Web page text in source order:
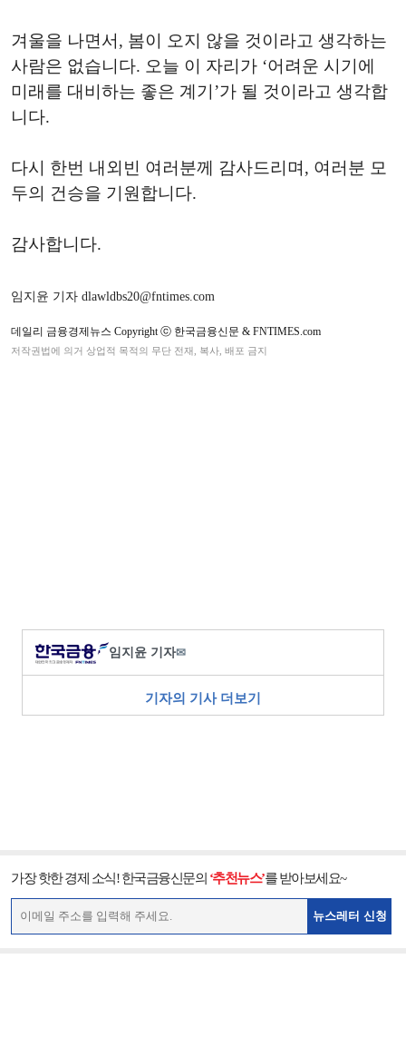
겨울을 나면서, 봄이 오지 않을 것이라고 생각하는
사람은 없습니다. 오늘 이 자리가 ‘어려운 시기에
미래를 대비하는 좋은 계기’가 될 것이라고 생각합
니다.
다시 한번 내외빈 여러분께 감사드리며, 여러분 모
두의 건승을 기원합니다.
감사합니다.
임지윤 기자 dlawldbs20@fntimes.com
데일리 금융경제뉴스 Copyright ⓒ 한국금융신문 & FNTIMES.com
저작권법에 의거 상업적 목적의 무단 전재, 복사, 배포 금지
임지윤 기자✉
기자의 기사 더보기
가장 핫한 경제 소식! 한국금융신문의 ‘추천뉴스’를 받아보세요~
뉴스레터 신청